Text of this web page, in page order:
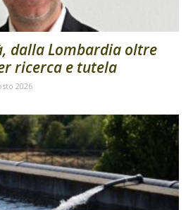
dalla Lombardia oltre
ricerca e tutela
2026